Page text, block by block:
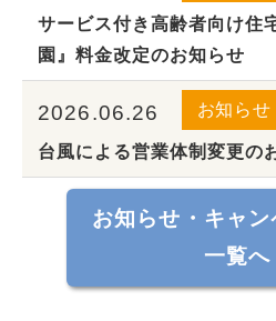
サービス付き高齢者向け住
園』料金改定のお知らせ
2026.06.26 お知らせ
台風による営業体制変更の
お知らせ・キャ
一覧へ